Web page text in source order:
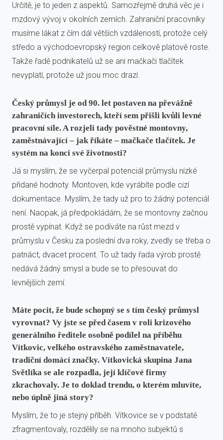
Určitě, je to jeden z aspektů. Samozřejmě druhá věc je i
mzdový vývoj v okolních zemích. Zahraniční pracovníky
musíme lákat z čím dál větších vzdáleností, protože celý
středo a východoevropský region celkově platově roste.
Takže řadě podnikatelů už se ani mačkači tlačítek
nevyplatí, protože už jsou moc drazí.
Český průmysl je od 90. let postaven na převážně
zahraničích investorech, kteří sem přišli kvůli levné
pracovní síle. A rozjeli tady pověstné montovny,
zaměstnávající – jak říkáte – mačkače tlačítek. Je
systém na konci své životnosti?
Já si myslím, že se vyčerpal potenciál průmyslu nízké
přidané hodnoty. Montoven, kde vyrábíte podle cizí
dokumentace. Myslím, že tady už pro to žádný potenciál
není. Naopak, já předpokládám, že se montovny začnou
prostě vypínat. Když se podíváte na růst mezd v
průmyslu v Česku za poslední dva roky, zvedly se třeba o
patnáct, dvacet procent. To už tady řada výrob prostě
nedává žádný smysl a bude se to přesouvat do
levnějších zemí.
Máte pocit, že bude schopný se s tím český průmysl
vyrovnat? Vy jste se před časem v roli krizového
generálního ředitele osobně podílel na příběhu
Vítkovic, velkého ostravského zaměstnavatele,
tradiční domácí značky. Vítkovická skupina Jana
Světlíka se ale rozpadla, její klíčové firmy
zkrachovaly. Je to doklad trendu, o kterém mluvíte,
nebo úplně jiná story?
Myslím, že to je stejný příběh. Vítkovice se v podstatě
zfragmentovaly, rozdělily se na mnoho subjektů s